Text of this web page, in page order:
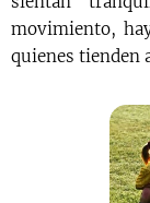
movimiento,
quienes tienden